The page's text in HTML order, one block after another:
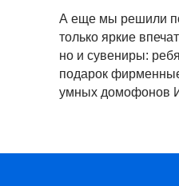
А еще мы решили
только яркие
но и сувениры:
подарок
умных домофонов